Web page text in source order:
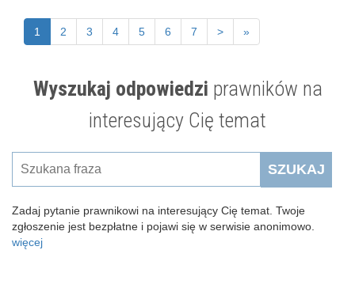
Wyszukaj odpowiedzi prawników na
interesujący Cię temat
SZUKAJ
Zadaj pytanie prawnikowi na interesujący Cię temat. Twoje
zgłoszenie jest bezpłatne i pojawi się w serwisie anonimowo.
więcej
1 2 3 4 5 6 7 > »